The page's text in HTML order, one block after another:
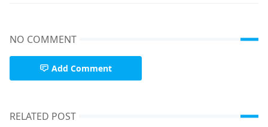
NO COMMENT
Add Comment
RELATED POST